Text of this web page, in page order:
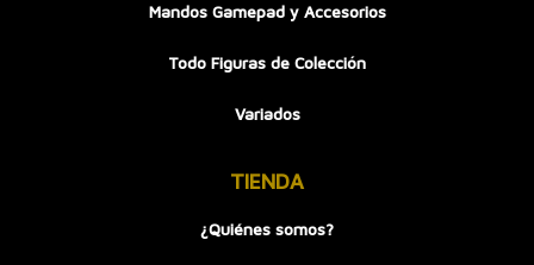
Mandos Gamepad y Accesorios
Todo Figuras de Colección
Variados
TIENDA
¿Quiénes somos?